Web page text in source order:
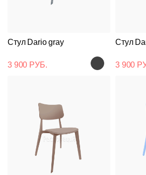
Стул Dario gray
3 900 РУБ.
Стул
3 900